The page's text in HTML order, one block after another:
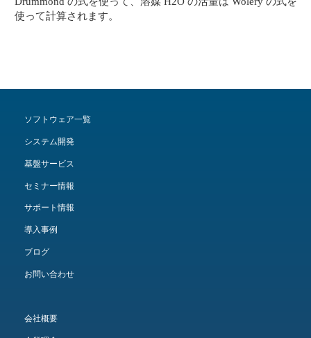
使って計算されます。
ソフトウェア一覧
システム開発
基盤サービス
セミナー情報
サポート情報
導入事例
ブログ
お問い合わせ
会社概要